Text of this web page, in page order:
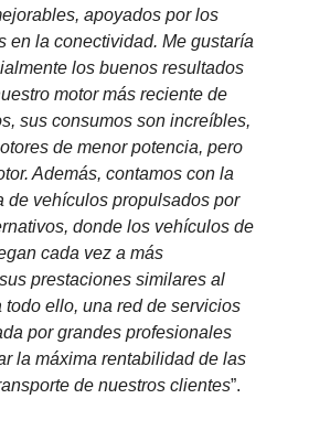
apoyados por los
en la conectividad. Me gustaría
los buenos resultados
motor más reciente de
sus consumos son increíbles,
de menor potencia, pero
Además, contamos con la
de vehículos propulsados por
donde los vehículos de
cada vez a más
prestaciones similares al
todo ello, una red de servicios
por grandes profesionales
la máxima rentabilidad de las
de nuestros clientes”.